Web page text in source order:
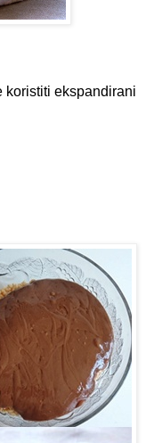
koristiti ekspandirani